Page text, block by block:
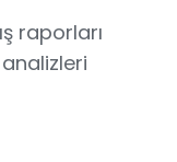
raporları